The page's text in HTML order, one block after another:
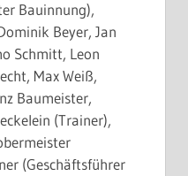
Bauinnung),
Beyer, Jan
Schmitt, Leon
Max Weiß,
Baumeister,
(Trainer),
(Geschäftsführer